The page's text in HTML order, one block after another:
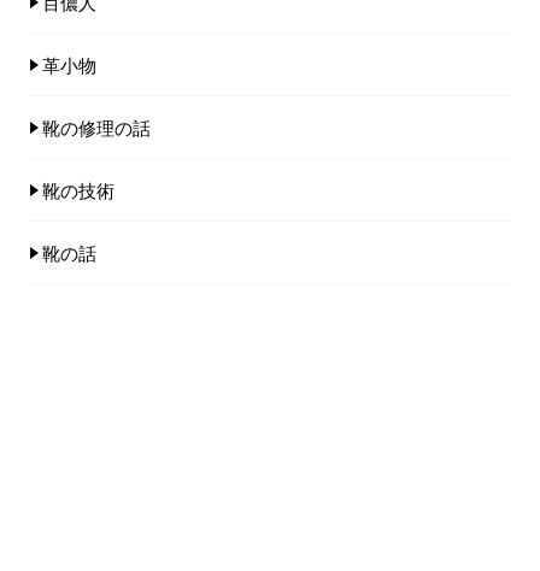
革小物
靴の修理の話
靴の技術
靴の話